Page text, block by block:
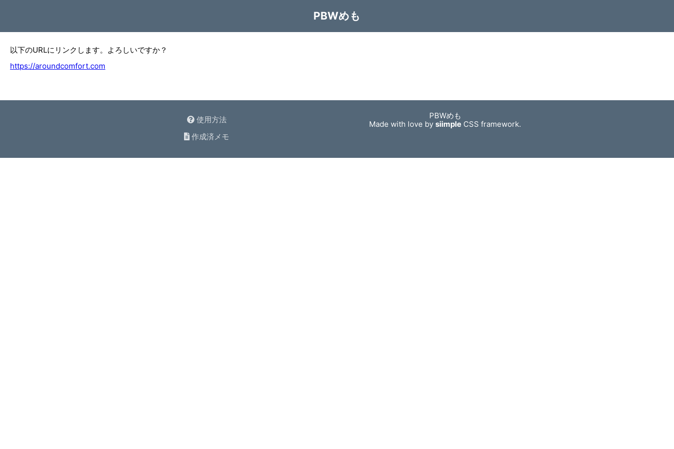
PBWめも
以下のURLにリンクします。よろしいですか？
https://aroundcomfort.com
使用方法
作成済メモ
PBWめも
Made with love bysiimple CSS framework.